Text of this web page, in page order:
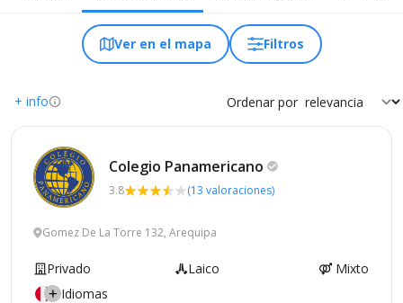
Ver en el mapa Filtros
+ info Ordenar por
Colegio Panamericano
3.8 (13 valoraciones)
Gomez De La Torre 132, Arequipa
Privado Laico
Mixto
Idiomas